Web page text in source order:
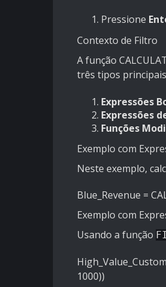
Pressione
Contexto de Filtro
A função
três tipos
Expressões
Expressões
Funções
Exemplo com
Neste exemplo,
Blue_Revenue =
Exemplo com
Usando a função
1000))